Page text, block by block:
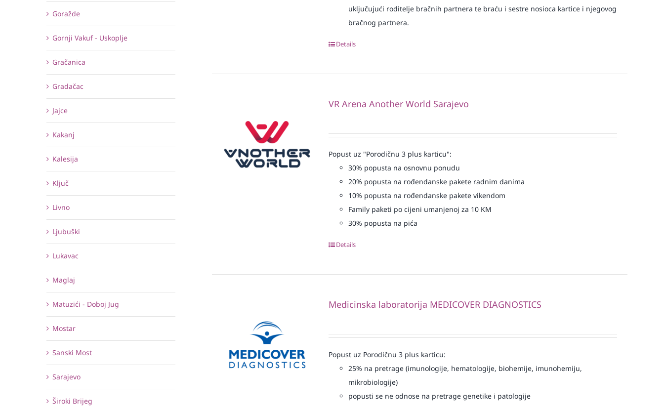
uključujući roditelje bračnih partnera te braću i sestre nosioca kartice i njegovog
bračnog partnera.
Details
VR Arena Another World Sarajevo
Popust uz "Porodičnu 3 plus karticu":
30% popusta na osnovnu ponudu
20% popusta na rođendanske pakete radnim danima
10% popusta na rođendanske pakete vikendom
Family paketi po cijeni umanjenoj za 10 KM
30% popusta na pića
Details
Medicinska laboratorija MEDICOVER DIAGNOSTICS
Popust uz Porodičnu 3 plus karticu:
25% na pretrage (imunologije, hematologije, biohemije, imunohemiju,
mikrobiologije)
popusti se ne odnose na pretrage genetike i patologije
Goražde
Gornji Vakuf - Uskoplje
Gračanica
Gradačac
Jajce
Kakanj
Kalesija
Ključ
Livno
Ljubuški
Lukavac
Maglaj
Matuzići - Doboj Jug
Mostar
Sanski Most
Sarajevo
Široki Brijeg